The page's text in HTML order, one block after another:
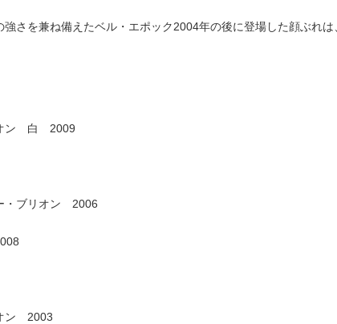
さを兼ね備えたベル・エポック2004年の後に登場した顔ぶれは
オン 白 2009
・ブリオン 2006
ン 2003